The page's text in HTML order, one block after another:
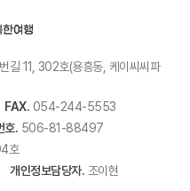
길 11, 302호(용흥동, 케이씨씨파
FAX. 054-244-5553
호. 506-81-88497
호
개인정보담당자. 조이현